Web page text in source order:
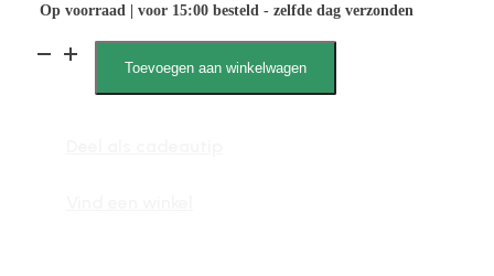
Op voorraad | voor 15:00 besteld - zelfde dag verzonden
1878
Toevoegen aan winkelwagen